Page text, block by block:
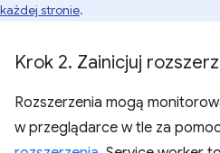
każdej stronie.
Krok 2. Zainicjuj
Rozszerzenia mogą
w przeglądarce w tle za